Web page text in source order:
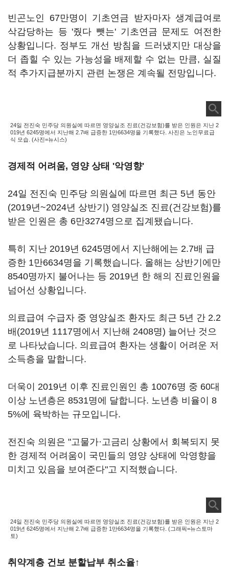
빈곤노인 67만명이 기초연금 받자마자 생계급여로
삭감당하는 등 '줬다 뺏는' 기초연금 문제도 여전한
상황입니다. 정부도 개선 방침을 드러냈지만 대상을
더 좁힐 수 있는 가능성을 배제할 수 없는 만큼, 실질
적 추가지급분까지 관련 논쟁은 계속될 전망입니다.
24일 전진숙 민주당 의원실에 따르면 영양실조 진료(건강보험)를 받은 인원은 지난 2
019년 6245명에서 지난해 2.7배 급증한 1만6634명을 기록했다. 사진은 노인무료급
식 모습. (사진=뉴시스)
경제적 어려움, 영양 상태 '악영향'
24일 전진숙 민주당 의원실에 따르면 최근 5년 동안
(2019년~2024년 상반기) 영양실조 진료(건강보험)를
받은 인원은 총 6만3274명으로 집계됐습니다.
특히 지난 2019년 6245명에서 지난해에는 2.7배 급
증한 1만6634명을 기록했습니다. 올해는 상반기에만
8540명까지 불어나는 등 2019년 한 해의 진료인원을
넘어선 상황입니다.
의료급여 수급자 중 영양실조 환자도 최근 5년 간 2.2
배(2019년 1117명에서 지난해 2408명) 늘어난 것으
로 나타났습니다. 의료급여 환자는 생활이 어려운 저
소득층을 말합니다.
더욱이 2019년 이후 진료인원인 총 10076명 중 60대
이상 노년층은 8531명에 달합니다. 노년층 비율이 8
5%에 육박하는 규모입니다.
전진숙 의원은 "고물가·고금리 상황에서 회복되지 못
한 경제적 어려움이 국민들의 영양 상태에 악영향을
미치고 있음을 보여준다"고 지적했습니다.
24일 전진숙 민주당 의원실에 따르면 영양실조 진료(건강보험)를 받은 인원은 지난 2
019년 6245명에서 지난해 2.7배 급증한 1만6634명을 기록했다. (그래픽=뉴스토마
토)
취약계층 건보 분할납부 취소율↑